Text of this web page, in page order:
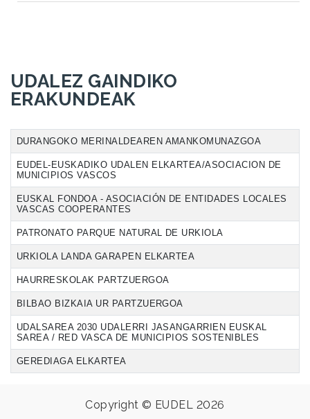
UDALEZ GAINDIKO
ERAKUNDEAK
DURANGOKO MERINALDEAREN AMANKOMUNAZGOA
EUDEL-EUSKADIKO UDALEN ELKARTEA/ASOCIACION DE
MUNICIPIOS VASCOS
EUSKAL FONDOA - ASOCIACIÓN DE ENTIDADES LOCALES
VASCAS COOPERANTES
PATRONATO PARQUE NATURAL DE URKIOLA
URKIOLA LANDA GARAPEN ELKARTEA
HAURRESKOLAK PARTZUERGOA
BILBAO BIZKAIA UR PARTZUERGOA
UDALSAREA 2030 UDALERRI JASANGARRIEN EUSKAL
SAREA / RED VASCA DE MUNICIPIOS SOSTENIBLES
GEREDIAGA ELKARTEA
Copyright © EUDEL 2026